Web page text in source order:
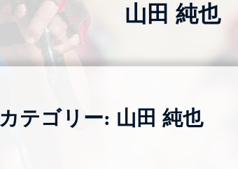
山田 純也
カテゴリー: 山田 純也